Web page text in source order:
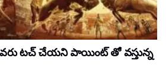
టచ్ చేయని పాయింట్ తో వస్తున్న